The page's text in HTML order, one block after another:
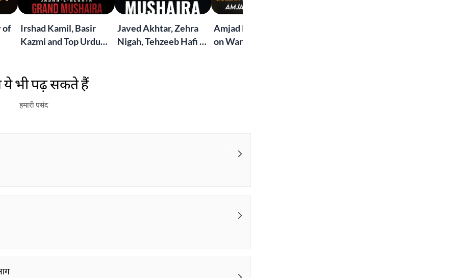
of
Irshad Kamil, Basir
Kazmi and Top Urdu
London Grand
Mushaira
Javed Akhtar, Zehra
Nigah, Tehzeeb Hafi &
Amjad Islaam Amjad
on Waris, Poetry and a
भी पढ़ सकते हैं
हमारी पसंद